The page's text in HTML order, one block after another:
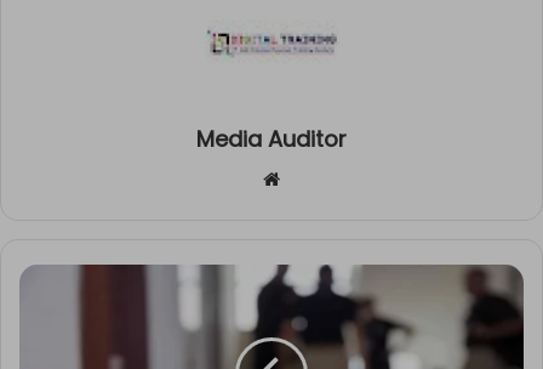
Media Auditor
Website